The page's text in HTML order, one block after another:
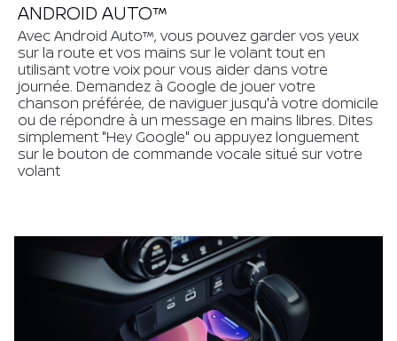
ANDROID AUTO™
Avec Android Auto™, vous pouvez garder vos yeux
sur la route et vos mains sur le volant tout en
utilisant votre voix pour vous aider dans votre
journée. Demandez à Google de jouer votre
chanson préférée, de naviguer jusqu'à votre domicile
ou de répondre à un message en mains libres. Dites
simplement "Hey Google" ou appuyez longuement
sur le bouton de commande vocale situé sur votre
volant